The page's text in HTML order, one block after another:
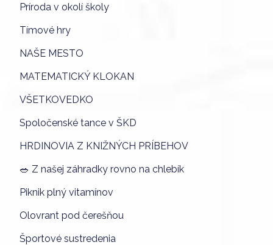
Príroda v okolí školy
Tímové hry
NAŠE MESTO
MATEMATICKÝ KLOKAN
VŠETKOVEDKO
Spoločenské tance v ŠKD
HRDINOVIA Z KNIŽNÝCH PRÍBEHOV
🥗 Z našej záhradky rovno na chlebík
Piknik plný vitamínov
Olovrant pod čerešňou
Športové sustredenia